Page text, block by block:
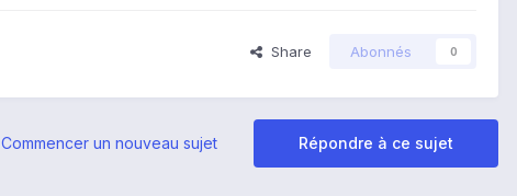
Share Abonnés 0
Répondre à ce sujet
Commencer un nouveau sujet